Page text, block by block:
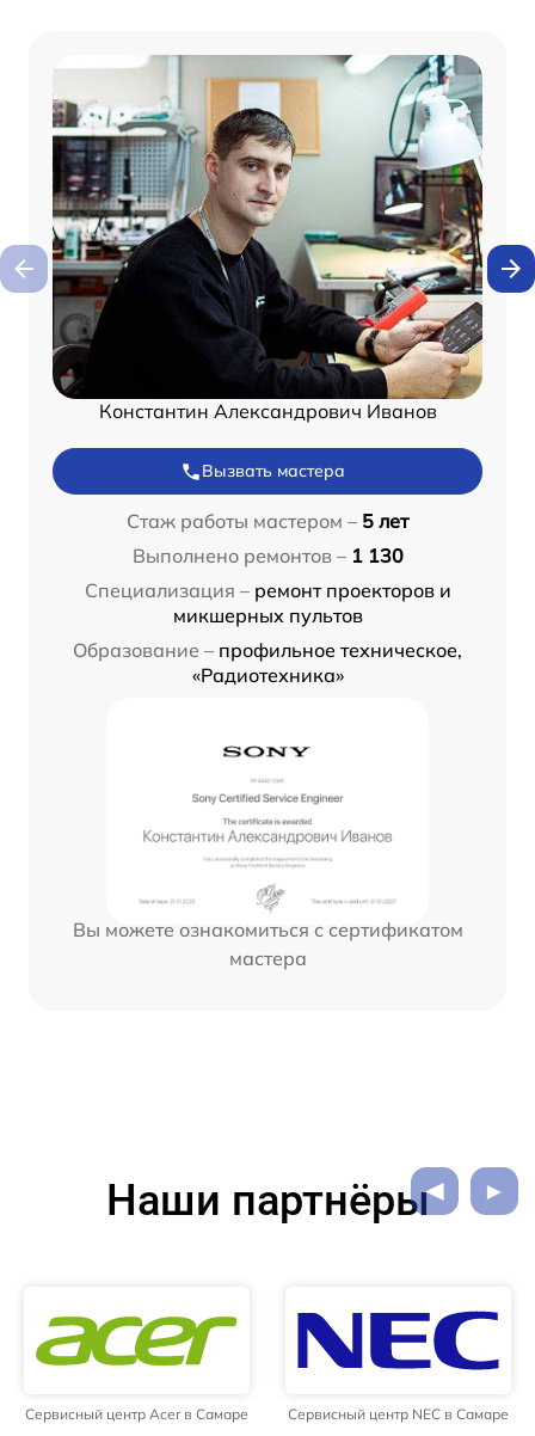
Константин Александрович Иванов
Вызвать мастера
Стаж работы мастером – 5 лет
Выполнено ремонтов – 1 130
Специализация – ремонт проекторов и
микшерных пультов
Образование – профильное техническое,
«Радиотехника»
Вы можете ознакомиться с сертификатом
мастера
Наши партнёры
Сервисный центр Acer в Самаре Сервисный центр NEC в Самаре